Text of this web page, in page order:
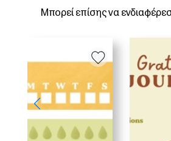
Μπορεί επίσης να